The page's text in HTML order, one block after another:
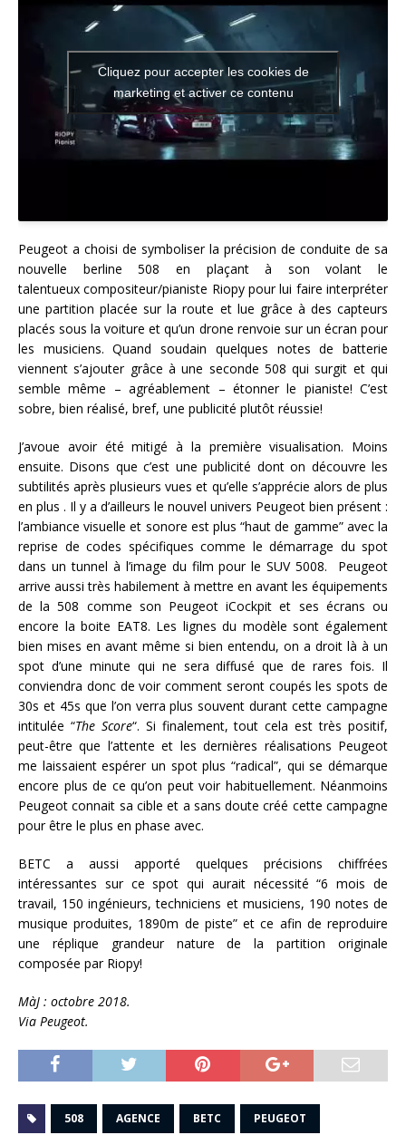
Cliquez pour accepter les cookies de
marketing et activer ce contenu
Peugeot a choisi de symboliser la précision de conduite de sa
nouvelle berline 508 en plaçant à son volant le
talentueux compositeur/pianiste Riopy pour lui faire interpréter
une partition placée sur la route et lue grâce à des capteurs
placés sous la voiture et qu’un drone renvoie sur un écran pour
les musiciens. Quand soudain quelques notes de batterie
viennent s’ajouter grâce à une seconde 508 qui surgit et qui
semble même – agréablement – étonner le pianiste! C’est
sobre, bien réalisé, bref, une publicité plutôt réussie!
J’avoue avoir été mitigé à la première visualisation. Moins
ensuite. Disons que c’est une publicité dont on découvre les
subtilités après plusieurs vues et qu’elle s’apprécie alors de plus
en plus . Il y a d’ailleurs le nouvel univers Peugeot bien présent :
l’ambiance visuelle et sonore est plus “haut de gamme” avec la
reprise de codes spécifiques comme le démarrage du spot
dans un tunnel à l’image du film pour le SUV 5008. Peugeot
arrive aussi très habilement à mettre en avant les équipements
de la 508 comme son Peugeot iCockpit et ses écrans ou
encore la boite EAT8. Les lignes du modèle sont également
bien mises en avant même si bien entendu, on a droit là à un
spot d’une minute qui ne sera diffusé que de rares fois. Il
conviendra donc de voir comment seront coupés les spots de
30s et 45s que l’on verra plus souvent durant cette campagne
intitulée “The Score“. Si finalement, tout cela est très positif,
peut-être que l’attente et les dernières réalisations Peugeot
me laissaient espérer un spot plus “radical”, qui se démarque
encore plus de ce qu’on peut voir habituellement. Néanmoins
Peugeot connait sa cible et a sans doute créé cette campagne
pour être le plus en phase avec.
BETC a aussi apporté quelques précisions chiffrées
intéressantes sur ce spot qui aurait nécessité “6 mois de
travail, 150 ingénieurs, techniciens et musiciens, 190 notes de
musique produites, 1890m de piste” et ce afin de reproduire
une réplique grandeur nature de la partition originale
composée par Riopy!
MàJ : octobre 2018.
Via Peugeot.
508 AGENCE BETC PEUGEOT